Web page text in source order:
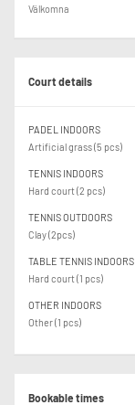
Välkomna
Court details
PADEL INDOORS
Artificial grass (5 pcs)
TENNIS INDOORS
Hard court (2 pcs)
TENNIS OUTDOORS
Clay (2pcs)
TABLE TENNIS INDOORS
Hard court (1 pcs)
OTHER INDOORS
Other (1 pcs)
Bookable times